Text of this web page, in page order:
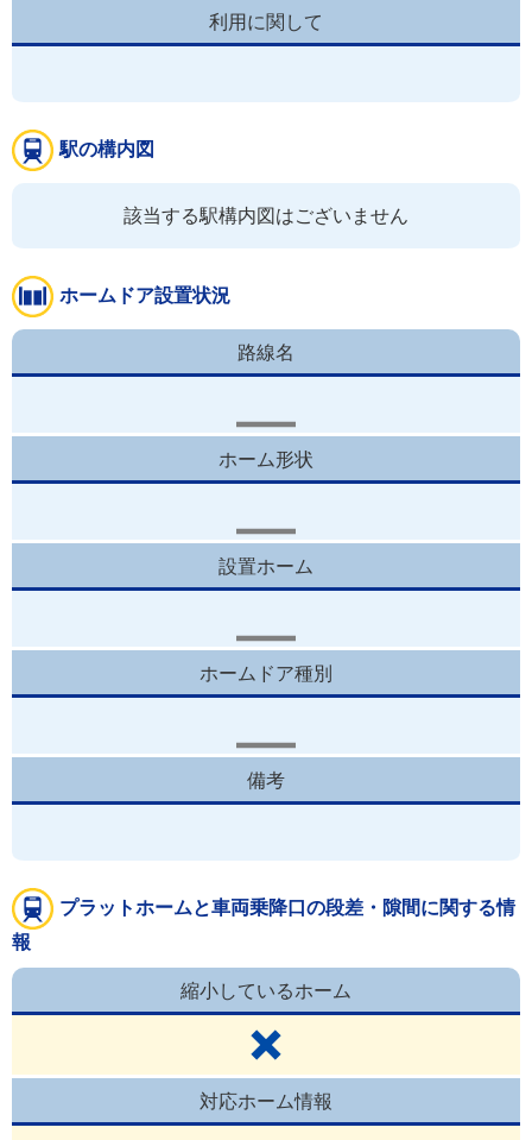
利用に関して
駅の構内図
該当する駅構内図はございません
ホームドア設置状況
路線名
ホーム形状
設置ホーム
ホームドア種別
備考
プラットホームと車両乗降口の段差・隙間に関する情
報
縮小しているホーム
対応ホーム情報